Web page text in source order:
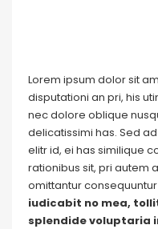
Lorem ipsum dolor sit
disputationi an pri, his
nec dolore oblique
delicatissimi has. Sed
elitr id, ei has similique
rationibus sit, pri autem
omittantur
iudicabit no mea,
splendide voluptaria